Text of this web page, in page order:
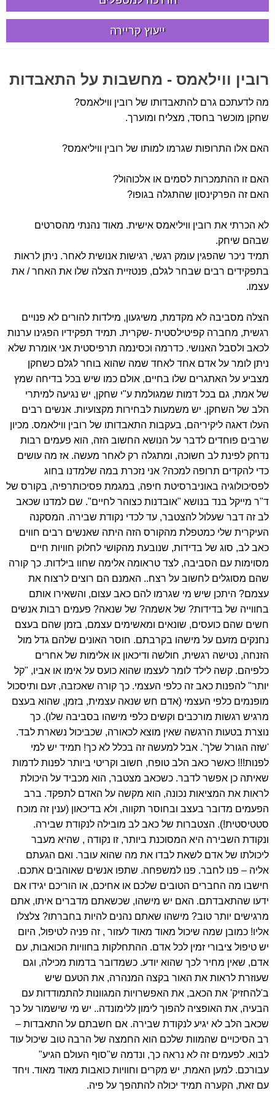
ייעוץ קריירה
רובין ווילאמס - מחשבות על התאבדות
מה לדעתכם גרם להתאבדותו של רובין ווילאמס?
שחקן מוכשר בחסד, מצליח ומוערך.
האם אלו התרופות שגרמו למותו של רובין וויליאמס?
האם זו ההתמכרות לסמים או אלכוהול?
האם זה הפרקינסון שהתגלה בגופו?
לא הכרתי את רובין וויליאמס אישית. מאוד נהנתי מהסרטים
שבהם שיחק.
תמיד ניכר שהפגין עומק רגשי, רגישות אנושית לאחר. ניתן לראות
בתפקידים רבים שבחר לגלם, פנטזיית הצלה שלו את האחר / את
עצמו.
הצלה מסביבה לא מקדמת, משיגעון, מילדות להורים לא פנויים
רגשית, מחברה קפיטילסטית -שקרית. תמיד תפקידיו הפגינו ערנות
לכאב ולסבל האנושי. כדרמה וכסינמה תרפיסטית אני אומרת שלא
ניתן לומר על אדם אחד לאחד שמה שהוא בוחר לגלם כשחקן
מצביע על האתגרים שלו בחיים, אולם כמו שיש בכל בדיחה שמץ
של אמת, גם בכל דמות שמגולמת ע"י שחקן, יש נגיעה למיתרי
הלב של השחקן. יש משמעות לבחירות מקצועיות. אנשים רבים
העלו דאגה ליקיריהם, בעקבות התאבדותו של רובין ווילאמס. מכיון
שרבים פוחדים לדבר על הנושא החשוב הזה, הוא פעמים רבות
נדחק לפינת לב חשוכה, ומתגלה רק לאחר מעשה. אז מה עושים
כדי להקדים תרופה למכה? אני נזכרת במה שלמדנו בחוג
לפסיכולוגיה באוניברסיטת חיפה, במגמת פסיכותרפיה, בקורס של
ד"ר מייקל בנד בנושא "אובדנות כצוהר לחיים". שם למדנו שכאב
לב זה דבר שעלול להצטבר, עד לכדי נקודת שבירה. המסקנה
העיקרית שלי כמטפלת מהקורס הזה היתה שאנשים רבים חווים
כאב לב, סוג של בדידות, שנובעת מהקושי לחלוק חוויות חיים
מסוימות עם הסביבה, לצד טראומה אלימה שחוו בילדות. כך קורה
שהם מסוגלים לחשוב על רצח.. האמנם הם רוצים לרצוח את
עצמם? היתכן שיש מי שגרמו להם כאב עצום, והשאירו אותם
בחווייה של בדידות? של אשמה? של שנאה? פעמים רבות אנשים
חשים שהם כועסים, שונאים ומאשימים עצמם, בזמן שהם בעצם
נחנקים מזעם על מישהו בקרבתם. חוסר האונים שלהם גדל מול
הזנחה, נטישה רגשית, חולשה ודיכאון או אלימות של אחרים
כלפיהם. קשה לילד לומר לעצמו שהוא כועס על אימו או אביו, "קל
יותר" להפנות כאב זה כלפי העצמי. כך קורה שאכזבה, זעם ותיסכול
מופנמים כלפי העצמי (אדם חש שנאה עצמית, בזמן, שהוא בעצם
מרגיש רגשות מורכבים וקשים כלפי מישהו בסביבה שלו). כך
נוצרת בטעות הרגשה שאין מוצא לכאורה, שכביכול נשארת לבד.
'שזה הגורל שלך'. אבל למעשה זה בכלל לא כך! תמיד יש למי
לפנות!!! כאשר כאב הלב טופח, חשוב וקריטי ביותר לפנות לדמות
שאיתה כן אפשר לדבר. כשכאב מצטבר, הוא מכביד על היכולת
לראות את המציאות נכונה, הוא מקשה על האדם לתפקד. ברב
הפעמים מדובר בעצב ובחוסר תקווה, ולא בדיכאון (ענין זה מוכח
סטטיסטית!). הצטברות של כאב לב מובילה לנקודת שבירה.
ונקודת השבירה היא המסוכנת ביותר, זו נקודה , שהיא מעבר
ליכולתו של אדם לשאת לבדו את מה שהוא עובר. ואם הגעתם
אליה – פנו לחבר. פנו למשפחה. שתפו אנשים שאוהבים אתכם.
חישבו מה החברים הטובים שלכם או אחיכם, או הוריכם יגידו אם
ידעו שהתאבדתם. האם יש מישהו, שכשאתם מדברים איתו, אתם
מרגישים יותר טוב? מישהו שאתם נהנים להיות בחברתו? צלצלו
אליו! כמובן שמה שיכול מאוד מאוד לעזור , זה פניה לטיפול, היום
יש טיפול ציבורי זמין לכל אדם. ההתחלקות בחוויות הכואבות, עם
אדם, שאין מחיר לכך שהוא יודע. כשמדובר בדמות מכילה, וגם
שעוזרת לראות את האור בקצה המנהרה, את הטעם שיש
ב'להחזיק' את הכאב, את האפשרויות המגוונות להתמודדות עם
הבעיה, את האופציה להפוך לימון ללימונדה.. יש מי שישמור על כך
שכאב הלב לא יגיע לנקודת שבירה. אם חשבתם על התאבדות –
רב הסיכויים שהמוות שלכם הוא החמצה של הרבה טוב שיכול עוד
לבוא. לפעמים זה לא נראה כך, ונדמה ש"סוף העולם הגיע"
עבורכם. למען האמת, יש מקרים וחוויות כואבות מאוד מאוד. ויחד
עם זאת, הקערה תמיד יכולה להתהפך על פיה.